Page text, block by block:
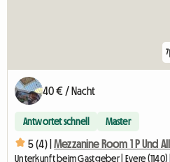
7
40 € / Nacht
Antwortet schnell Master
5 (4) |